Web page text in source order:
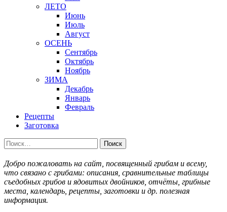
ЛЕТО
Июнь
Июль
Август
ОСЕНЬ
Сентябрь
Октябрь
Ноябрь
ЗИМА
Декабрь
Январь
Февраль
Рецепты
Заготовка
Найти:
Добро пожаловать на сайт, посвященный грибам и всему,
что связано с грибами: описания, сравнительные таблицы
съедобных грибов и ядовитых двойников, отчёты, грибные
места, календарь, рецепты, заготовки и др. полезная
информация.